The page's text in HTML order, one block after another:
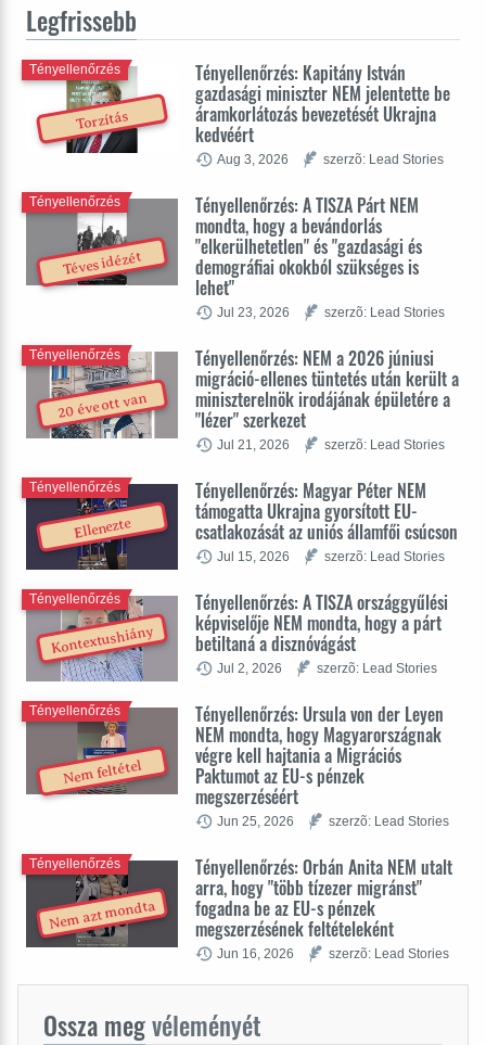
Legfrissebb
Torzítás
Tényellenőrzés: Kapitány István
gazdasági miniszter NEM jelentette be
áramkorlátozás bevezetését Ukrajna
kedvéért
Tényellenőrzés
Aug 3, 2026 szerzõ: Lead Stories
Téves idézét
Tényellenőrzés: A TISZA Párt NEM
mondta, hogy a bevándorlás
"elkerülhetetlen" és "gazdasági és
demográfiai okokból szükséges is
lehet"
Tényellenőrzés
Jul 23, 2026 szerzõ: Lead Stories
20 éve ott van
Tényellenőrzés: NEM a 2026 júniusi
migráció-ellenes tüntetés után került a
miniszterelnök irodájának épületére a
"lézer" szerkezet
Tényellenőrzés
Jul 21, 2026 szerzõ: Lead Stories
Ellenezte
Tényellenőrzés: Magyar Péter NEM
támogatta Ukrajna gyorsított EU-
csatlakozását az uniós államfői csúcson
Tényellenőrzés
Jul 15, 2026 szerzõ: Lead Stories
Kontextushiány
Tényellenőrzés: A TISZA országgyűlési
képviselője NEM mondta, hogy a párt
betiltaná a disznóvágást
Tényellenőrzés
Jul 2, 2026 szerzõ: Lead Stories
Nem feltétel
Tényellenőrzés: Ursula von der Leyen
NEM mondta, hogy Magyarországnak
végre kell hajtania a Migrációs
Paktumot az EU-s pénzek
megszerzéséért
Tényellenőrzés
Jun 25, 2026 szerzõ: Lead Stories
Nem azt mondta
Tényellenőrzés: Orbán Anita NEM utalt
arra, hogy "több tízezer migránst"
fogadna be az EU-s pénzek
megszerzésének feltételeként
Tényellenőrzés
Jun 16, 2026 szerzõ: Lead Stories
Ossza megvéleményét